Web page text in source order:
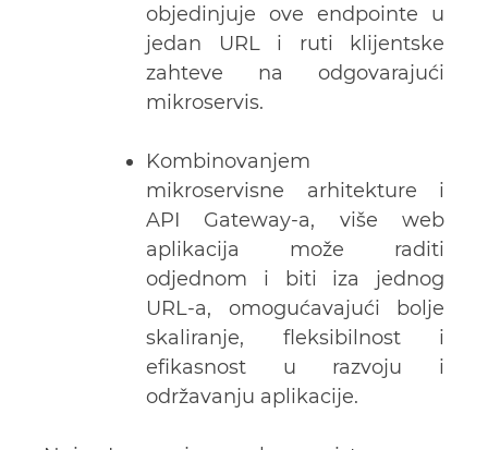
objedinjuje ove endpointe u
jedan URL i ruti klijentske
zahteve na odgovarajući
mikroservis.
Kombinovanjem
mikroservisne arhitekture i
API Gateway-a, više web
aplikacija može raditi
odjednom i biti iza jednog
URL-a, omogućavajući bolje
skaliranje, fleksibilnost i
efikasnost u razvoju i
održavanju aplikacije.